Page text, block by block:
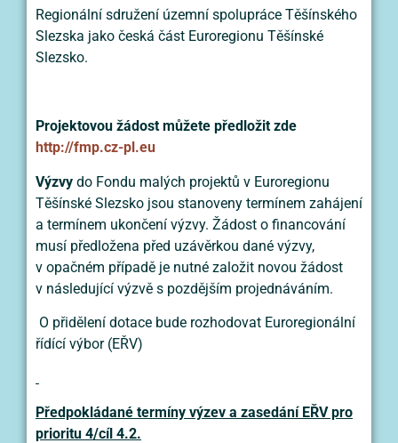
Regionální sdružení územní spolupráce Těšínského
Slezska jako česká část Euroregionu Těšínské
Slezsko.
Projektovou žádost můžete předložit zde
http://fmp.cz-pl.eu
Výzvy do Fondu malých projektů v Euroregionu
Těšínské Slezsko jsou stanoveny termínem zahájení
a termínem ukončení výzvy. Žádost o financování
musí předložena před uzávěrkou dané výzvy,
v opačném případě je nutné založit novou žádost
v následující výzvě s pozdějším projednáváním.
O přidělení dotace bude rozhodovat Euroregionální
řídící výbor (EŘV)
Předpokládané termíny výzev a zasedání EŘV pro
prioritu 4/cíl 4.2.